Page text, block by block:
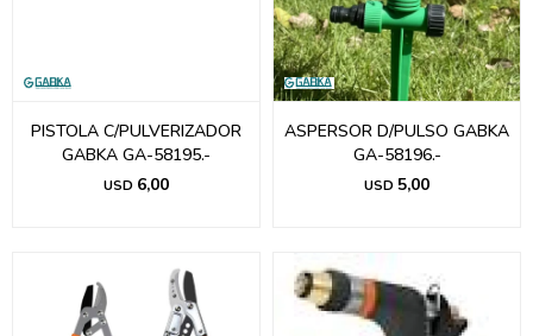
PISTOLA C/PULVERIZADOR
GABKA GA-58195.-
USD 6,00
ASPERSOR D/PULSO GABKA
GA-58196.-
USD 5,00